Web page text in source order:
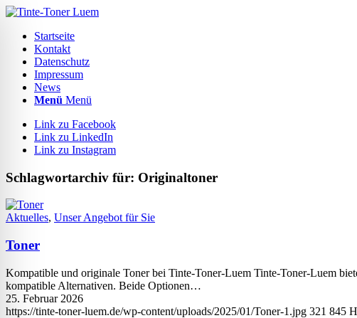
Startseite
Kontakt
Datenschutz
Impressum
News
Menü Menü
Link zu Facebook
Link zu LinkedIn
Link zu Instagram
Schlagwortarchiv für: Originaltoner
Aktuelles, Unser Angebot für Sie
Toner
Kompatible und originale Toner bei Tinte-Toner-Luem Tinte-Toner-Luem
kompatible Alternativen. Beide Optionen…
25. Februar 2026
https://tinte-toner-luem.de/wp-content/uploads/2025/01/Toner-1.jpg 321 845